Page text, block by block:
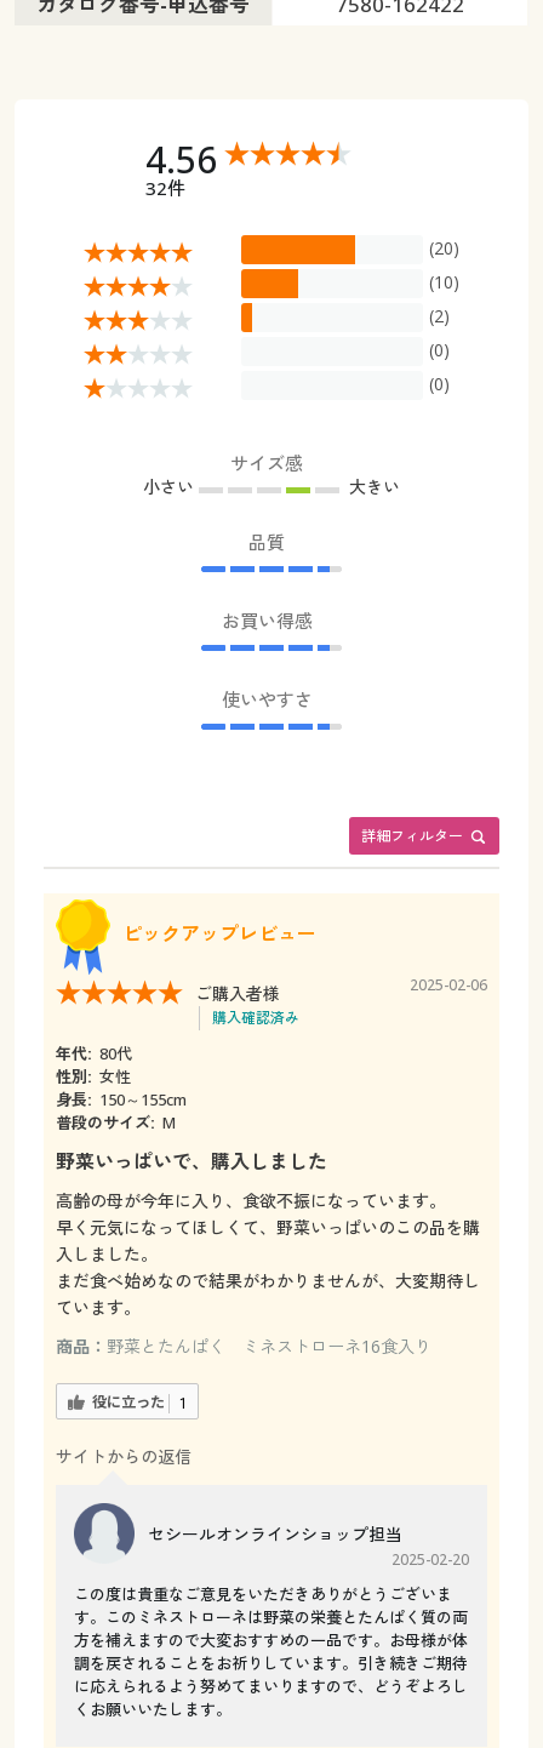
4.56
32件
(20)
(10)
(2)
(0)
(0)
サイズ感
小さい 大きい
品質
お買い得感
使いやすさ
詳細フィルター
ピックアップレビュー
ご購入者様
購入確認済み
2025-02-06
年代: 80代
性別: 女性
身長: 150～155cm
普段のサイズ: M
野菜いっぱいで、購入しました
高齢の母が今年に入り、食欲不振になっています。
早く元気になってほしくて、野菜いっぱいのこの品を購
入しました。
まだ食べ始めなので結果がわかりませんが、大変期待し
ています。
商品： 野菜とたんぱく ミネストローネ16食入り
役に立った 1
サイトからの返信
セシールオンラインショップ担当
2025-02-20
この度は貴重なご意見をいただきありがとうございま
す。このミネストローネは野菜の栄養とたんぱく質の両
方を補えますので大変おすすめの一品です。お母様が体
調を戻されることをお祈りしています。引き続きご期待
に応えられるよう努めてまいりますので、どうぞよろし
くお願いいたします。